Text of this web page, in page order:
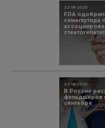
FDA
семаглутида
22.08.2025
В России
фельдшеров
сентября
22.08.2025